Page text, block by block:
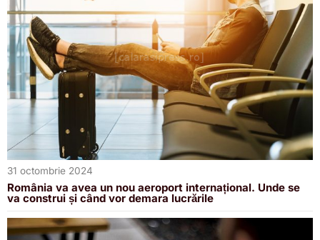
31 octombrie 2024
România va avea un nou aeroport internațional. Unde se
va construi și când vor demara lucrările